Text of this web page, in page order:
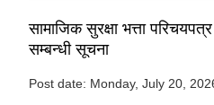
सामाजिक सुरक्षा भत्ता
सम्बन्धी सूचना
Post date: Monday, July 20,